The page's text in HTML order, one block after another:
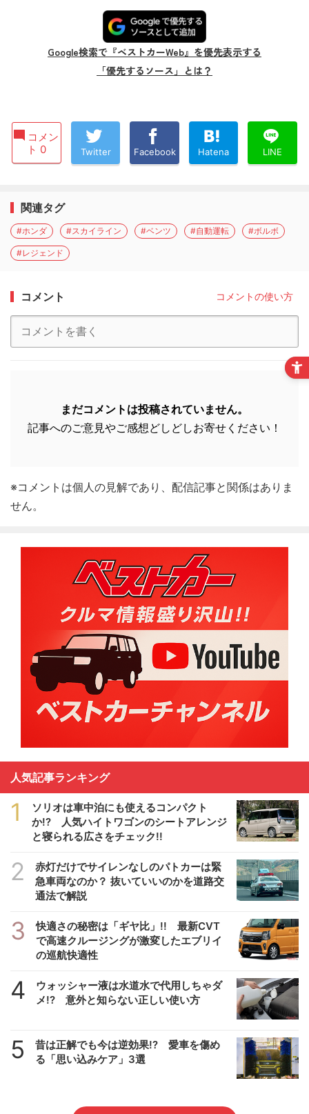
Google検索で『ベストカーWeb』を優先表示する
「優先するソース」とは？
コメン
ト 0
Twitter Facebook Hatena LINE
関連タグ
#ホンダ #スカイライン #ベンツ #自動運転 #ボルボ
#レジェンド
コメント コメントの使い方
まだコメントは投稿されていません。
記事へのご意見やご感想どしどしお寄せください！
※コメントは個人の見解であり、配信記事と関係はありま
せん。
人気記事ランキング
1
ソリオは車中泊にも使えるコンパクト
か!? 人気ハイトワゴンのシートアレンジ
と寝られる広さをチェック!!
2
赤灯だけでサイレンなしのパトカーは緊
急車両なのか？ 抜いていいのかを道路交
通法で解説
3
快適さの秘密は「ギヤ比」!! 最新CVT
で高速クルージングが激変したエブリイ
の巡航快適性
4
ウォッシャー液は水道水で代用しちゃダ
メ!? 意外と知らない正しい使い方
5
昔は正解でも今は逆効果!? 愛車を傷め
る「思い込みケア」3選